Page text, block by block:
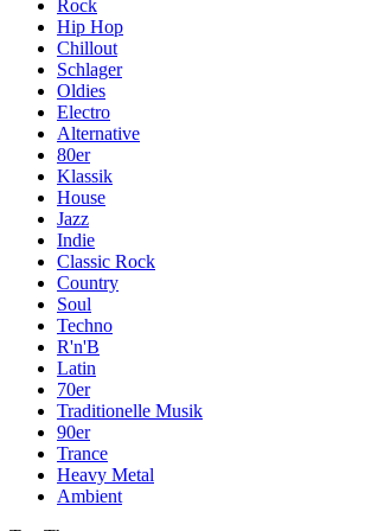
Rock
Hip Hop
Chillout
Schlager
Oldies
Electro
Alternative
80er
Klassik
House
Jazz
Indie
Classic Rock
Country
Soul
Techno
R'n'B
Latin
70er
Traditionelle Musik
90er
Trance
Heavy Metal
Ambient